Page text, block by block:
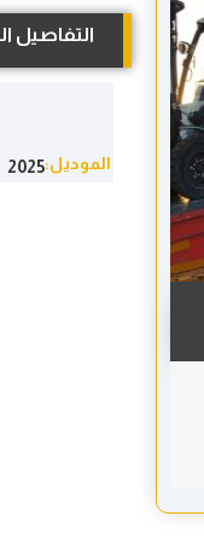
التفاصيل
الموديل:2025